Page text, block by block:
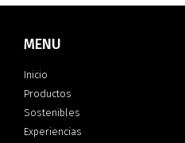
MENU
Inicio
Productos
Sostenibles
Experiencias